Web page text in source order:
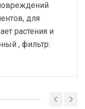
для
растения и
, фильтр: